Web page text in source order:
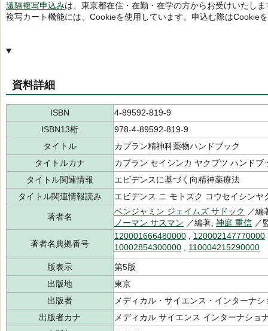
遠隔複写申込みは、東京都在住・在勤・在学の方からお受けいたしま
複写カート機能には、Cookieを使用しています。申込む際はCookie
資料詳細
ISBN
4-89592-819-9
ISBN13桁
978-4-89592-819-9
タイトル
カプラン精神科薬物ハンドブック
タイトルカナ
カプラン セイシンカ ヤクブツ ハンドブ
タイトル関連情報
エビデンスに基づく向精神薬療法
タイトル関連情報読み
エビデンス ニ モトズク コウセイシンヤ
著者名
ベンジャミン ジェイムズ サドック ／編
ノーマン サスマン ／編著, 神庭 重信 ／
著者名典拠番号
120001666480000 120002147770000
10002854300000
110004215290000
版表示
第5版
出版地
東京
出版者
メディカル・サイエンス・インターナシ
出版者カナ
メディカル サイエンス インターナショ